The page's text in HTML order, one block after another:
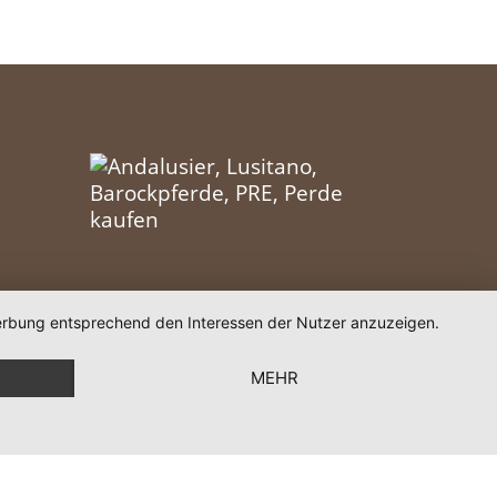
entsprechend den Interessen der Nutzer anzuzeigen.
MEHR